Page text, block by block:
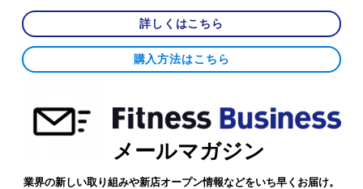
詳しくはこちら
購入方法はこちら
メールマガジン
業界の新しい取り組みや新店オープン情報などをいち早くお届け。